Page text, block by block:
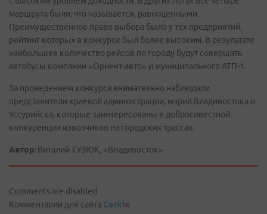
маршрута были, что называется, равноценными.
Преимущественное право выбора было у тех предприятий,
рейтинг которых в конкурсе был более высоким. В результате
наибольшее количество рейсов по городу будут совершать
автобусы компании «Ориент-авто» и муниципального АТП-1.
За проведением конкурса внимательно наблюдали
представители краевой администрации, мэрий Владивостока и
Уссурийска, которые заинтересованы в добросовестной
конкуренции извозчиков на городских трассах.
Автор: Виталий ТУЗЮК, «Владивосток»
Comments are disabled
Комментарии для сайта Cackle